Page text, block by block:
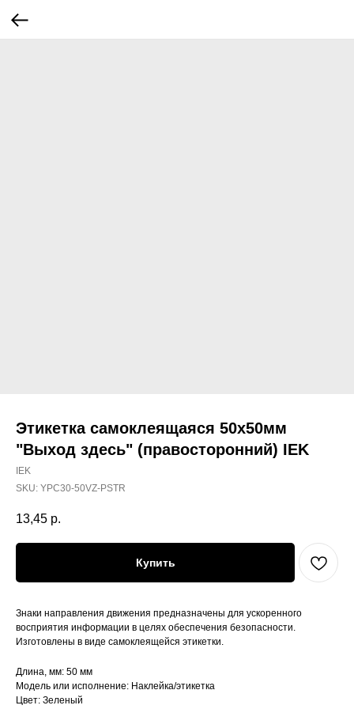
Этикетка самоклеящаяся 50х50мм
"Выход здесь" (правосторонний) IEK
IEK
SKU: YPC30-50VZ-PSTR
13,45 р.
Купить
Знаки направления движения предназначены для ускоренного
восприятия информации в целях обеспечения безопасности.
Изготовлены в виде самоклеящейся этикетки.
Длина, мм: 50 мм
Модель или исполнение: Наклейка/этикетка
Цвет: Зеленый